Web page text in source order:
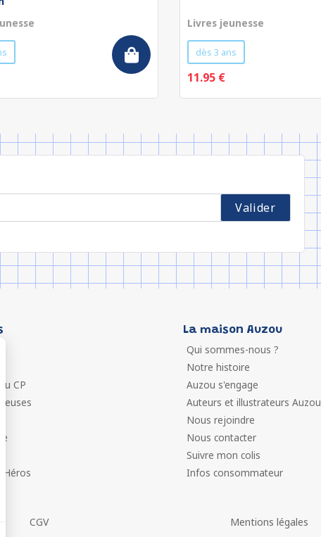
Livres jeunesse
dès 3 ans
11.95 €
CP
La maison Auzou
Qui sommes-nous ?
Notre histoire
Auzou s'engage
Auteurs et illustrateurs Auzou
Nous rejoindre
Nous contacter
Suivre mon colis
Infos consommateur
CGV Mentions légales